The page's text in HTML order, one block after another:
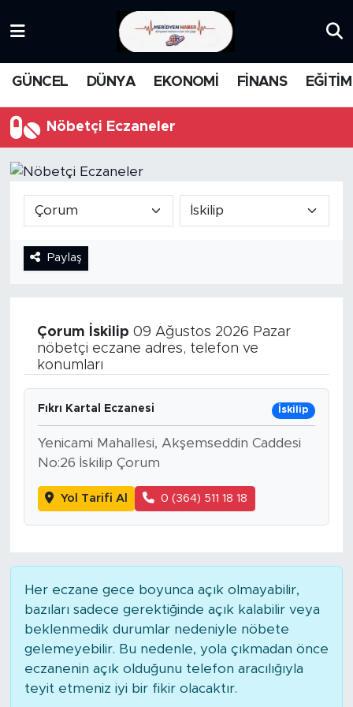
GÜNCEL DÜNYA EKONOMİ FİNANS EĞİTİM
Nöbetçi Eczaneler
Paylaş
Çorum İskilip 09 Ağustos 2026 Pazar
nöbetçi eczane adres, telefon ve
konumları
Fıkrı Kartal Eczanesi İskilip
Yenicami Mahallesi, Akşemseddin Caddesi
No:26 İskilip Çorum
Yol Tarifi Al 0 (364) 511 18 18
Her eczane gece boyunca açık olmayabilir,
bazıları sadece gerektiğinde açık kalabilir veya
beklenmedik durumlar nedeniyle nöbete
gelemeyebilir. Bu nedenle, yola çıkmadan önce
eczanenin açık olduğunu telefon aracılığıyla
teyit etmeniz iyi bir fikir olacaktır.
MEDYA
DÜNYA
KARİKATÜR
ANALİZ
NOSTALJİ
DİNİ
POLİTİKA
Trafik Durumu
Süper Lig Puan Durumu ve Fikstür
Tüm Manşetler
Haber Arşivi